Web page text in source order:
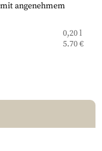
angenehmem
0,20 l
5.70 €